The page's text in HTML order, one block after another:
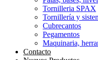
Tornilleria SPAX
Tornillería y
Cubrecantos
Pegamentos
Maquinaria,
Contacto